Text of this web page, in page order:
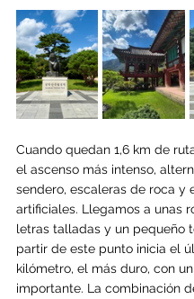
Cuando quedan 1,6 km de
el ascenso más intenso,
sendero, escaleras de roca y
artificiales. Llegamos a unas
letras talladas y un pequeño
partir de este punto inicia el
kilómetro, el más duro, con
importante. La combinación